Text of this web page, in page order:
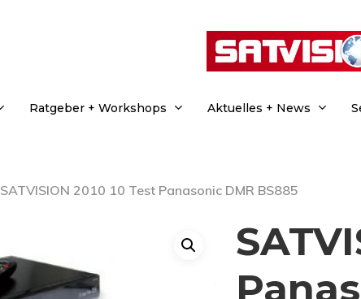
Ratgeber + Workshops Aktuelles + News
SATVISION 2010 10 Test Panasonic DMR BS885